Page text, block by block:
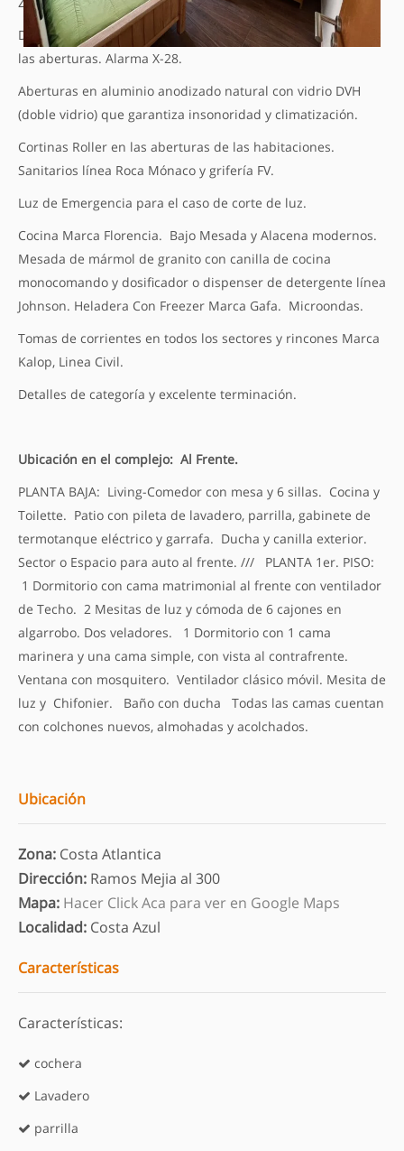
Duplex nuevo moderno, con pisos de porcelanato. Rejas en
las aberturas. Alarma X-28.
Aberturas en aluminio anodizado natural con vidrio DVH
(doble vidrio) que garantiza insonoridad y climatización.
Cortinas Roller en las aberturas de las habitaciones.
Sanitarios línea Roca Mónaco y grifería FV.
Luz de Emergencia para el caso de corte de luz.
Cocina Marca Florencia. Bajo Mesada y Alacena modernos.
Mesada de mármol de granito con canilla de cocina
monocomando y dosificador o dispenser de detergente línea
Johnson. Heladera Con Freezer Marca Gafa. Microondas.
Tomas de corrientes en todos los sectores y rincones Marca
Kalop, Linea Civil.
Detalles de categoría y excelente terminación.
Ubicación en el complejo: Al Frente.
PLANTA BAJA: Living-Comedor con mesa y 6 sillas. Cocina y
Toilette. Patio con pileta de lavadero, parrilla, gabinete de
termotanque eléctrico y garrafa. Ducha y canilla exterior.
Sector o Espacio para auto al frente. /// PLANTA 1er. PISO:
1 Dormitorio con cama matrimonial al frente con ventilador
de Techo. 2 Mesitas de luz y cómoda de 6 cajones en
algarrobo. Dos veladores. 1 Dormitorio con 1 cama
marinera y una cama simple, con vista al contrafrente.
Ventana con mosquitero. Ventilador clásico móvil. Mesita de
luz y Chifonier. Baño con ducha Todas las camas cuentan
con colchones nuevos, almohadas y acolchados.
Ubicación
Zona: Costa Atlantica
Dirección: Ramos Mejia al 300
Mapa: Hacer Click Aca para ver en Google Maps
Localidad: Costa Azul
Características
Características:
cochera
Lavadero
parrilla